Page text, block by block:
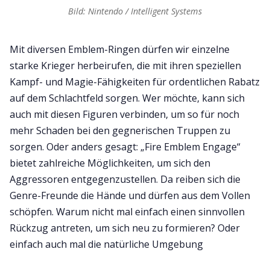
Bild: Nintendo / Intelligent Systems
Mit diversen Emblem-Ringen dürfen wir einzelne
starke Krieger herbeirufen, die mit ihren speziellen
Kampf- und Magie-Fähigkeiten für ordentlichen Rabatz
auf dem Schlachtfeld sorgen. Wer möchte, kann sich
auch mit diesen Figuren verbinden, um so für noch
mehr Schaden bei den gegnerischen Truppen zu
sorgen. Oder anders gesagt: „Fire Emblem Engage“
bietet zahlreiche Möglichkeiten, um sich den
Aggressoren entgegenzustellen. Da reiben sich die
Genre-Freunde die Hände und dürfen aus dem Vollen
schöpfen. Warum nicht mal einfach einen sinnvollen
Rückzug antreten, um sich neu zu formieren? Oder
einfach auch mal die natürliche Umgebung